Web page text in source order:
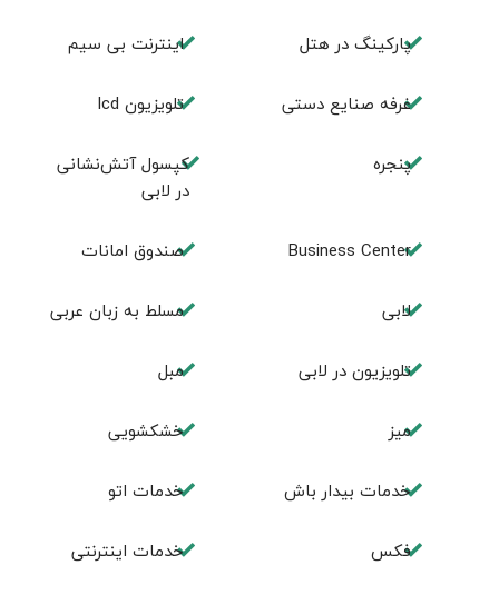
پارکینگ در هتل اینترنت بی سیم
غرفه صنایع دستی تلویزیون lcd
پنجره
کپسول آتش‌نشانی
در لابی
Business Center صندوق امانات
لابی مسلط به زبان عربی
تلويزيون در لابی مبل
ميز خشکشویی
خدمات بيدار باش خدمات اتو
فكس خدمات اینترنتی